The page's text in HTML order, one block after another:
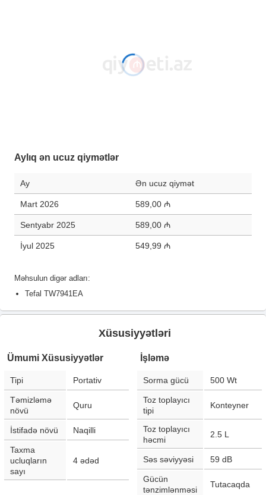
Aylıq ən ucuz qiymətlər
Ay Ən ucuz qiymət
Mart 2026 589,00 ₼
Sentyabr 2025 589,00 ₼
İyul 2025 549,99 ₼
Məhsulun digər adları:
Tefal TW7941EA
Xüsusiyyətləri
Ümumi Xüsusiyyətlər
Tipi Portativ
Təmizləmə
növü
Quru
İstifadə növü Naqilli
Taxma
ucluqların
sayı
4 ədəd
İşləmə
Sorma gücü 500 Wt
Toz toplayıcı
tipi
Konteyner
Toz toplayıcı
həcmi
2.5 L
Səs səviyyəsi 59 dB
Gücün
tənzimlənməsi
Tutacaqda